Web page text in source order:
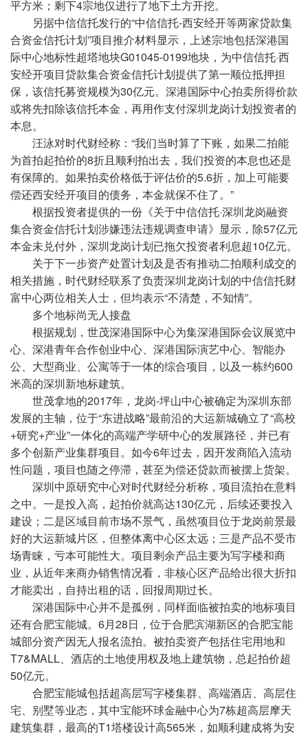
平方米；剩下4宗地仅进行了地下土方开挖。
另据中信信托发行的“中信信托-西安经开等两家贷款集
合资金信托计划”项目推介材料显示，上述宗地包括深港国
际中心地标性超塔地块G01045-0199地块，为中信信托·西
安经开项目贷款集合资金信托计划提供了第一顺位抵押担
保，该信托募资规模为30亿元。深港国际中心拍卖所得价款
或将先扣除该信托本金，再用作支付深圳龙岗计划投资者的
本息。
汪泳对时代财经称：“我们当时算了下账，如果二拍能
为首拍起拍价的8折且顺利拍出去，我们投资的本息也还是
有保障的。如果拍卖价格低于评估价的5.6折，加上可能要
偿还西安经开项目的债务，本金就保不住了。”
根据投资者提供的一份《关于中信信托·深圳龙岗融资
集合资金信托计划涉嫌违法违规调查申请》显示，除57亿元
本金未兑付外，深圳龙岗计划已拖欠投资者利息超10亿元。
关于下一步资产处置计划及是否有推动二拍顺利成交的
相关措施，时代财经联系了负责深圳龙岗计划的中信信托财
富中心两位相关人士，但均表示“不清楚，不知情”。
多个地标尚无人接盘
根据规划，世茂深港国际中心为集深港国际会议展览中
心、深港青年合作创业中心、深港国际演艺中心、智能办
公、大型商业、公寓等于一体的综合项目，以及一栋约600
米高的深圳新地标建筑。
世茂拿地的2017年，龙岗-坪山中心被确定为深圳东部
发展的主轴，位于“东进战略”最前沿的大运新城确立了“高校
+研究+产业”一体化的高端产学研中心的发展路径，并已有
多个创新产业集群项目。如今6年过去，因开发商陷入流动
性问题，项目也随之停滞，甚至为偿还贷款而被摆上货架。
深圳中原研究中心对时代财经分析称，项目流拍在意料
之中。一是投入高，起拍价就高达130亿元，后续还要投入
建设；二是区域目前市场不景气，虽然项目位于龙岗前景最
好的大运新城片区，但整体离中心区太远；三是产品不受市
场青睐，亏本可能性大。项目剩余产品主要为写字楼和商
业，从近年来商办销售情况看，非核心区产品给出很大折扣
才能卖出，自持出租的话，回报周期过长。
深港国际中心并不是孤例，同样面临被拍卖的地标项目
还有合肥宝能城。6月28日，位于合肥滨湖新区的合肥宝能
城部分资产因无人报名流拍。被拍卖资产包括住宅用地和
T7&MALL、酒店的土地使用权及地上建筑物，总起拍价超
50亿元。
合肥宝能城包括超高层写字楼集群、高端酒店、高层住
宅、别墅等业态，其中宝能环球金融中心为7栋超高层摩天
建筑集群，最高的T1塔楼设计高565米，如顺利建成将为安